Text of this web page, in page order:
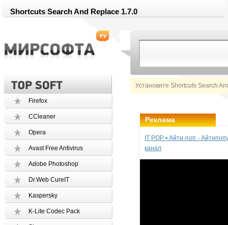
Shortcuts Search And Replace 1.7.0
Установите Shortcuts Search
Firefox
CCleaner
Opera
Avast Free Antivirus
Adobe Photoshop
Dr.Web CureIT
Kaspersky
K-Lite Codec Pack
Реклама
IT POP • Айти-поп -
канал